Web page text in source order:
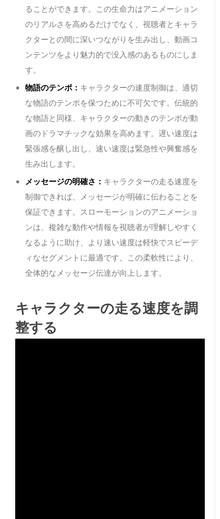
ることができます。この生命力はアニメーション
のリアルさを高めるだけでなく、視聴者とキャラ
クターとの間に深いつながりを生み出し、動画コ
ンテンツをより魅力的で没入感のあるものにしま
す。
物語のテンポ： キャラクターの速度制御は、適切
な物語のテンポを保つために不可欠です。伝統的
な物語と同様、キャラクターの動きのテンポが動
画のドラマチックな効果を高めます。遅い速度は
緊張感を醸し出し、速い速度は緊急性や興奮感を
生み出します。
メッセージの明確さ： キャラクターの走る速度を
制御できれば、メッセージが明確に伝わることを
保証できます。スローモーションのアニメーショ
ンは、複雑な動作や情報を視聴者が理解しやすく
なるように助け、より速い速度は軽快でスピーデ
ィなセグメントに最適です。この柔軟性により、
全体的なメッセージ伝達が向上します。
キャラクターの走る速度を調
整する